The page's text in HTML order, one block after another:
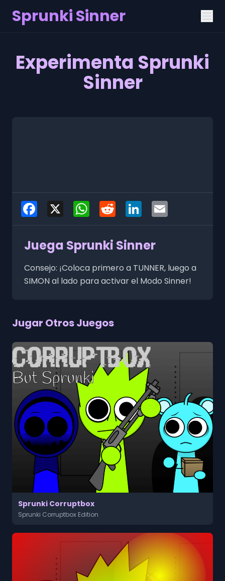
Sprunki Sinner
Experimenta Sprunki
Sinner
Facebook WhatsAppReddit LinkedIn
Juega Sprunki Sinner
Consejo: ¡Coloca primero a TUNNER, luego a
SIMON al lado para activar el Modo Sinner!
Jugar Otros Juegos
Sprunki Corruptbox
Sprunki Corruptbox Edition